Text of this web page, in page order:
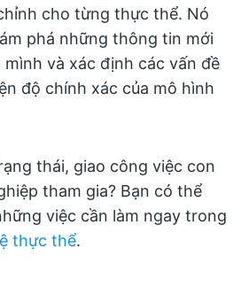
cho từng thực thể. Nó
phá những thông tin mới
mình và xác định các vấn đề
độ chính xác của mô hình
thái, giao công việc con
tham gia? Bạn có thể
việc cần làm ngay trong
thực thể.